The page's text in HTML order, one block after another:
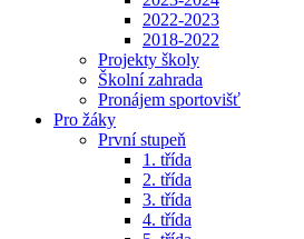
2022-2023
2018-2022
Projekty školy
Školní zahrada
Pronájem sportovišť
Pro žáky
První stupeň
1. třída
2. třída
3. třída
4. třída